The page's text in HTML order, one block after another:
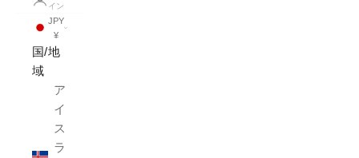
イン
JPY
¥
国/地
域
ア
イ
ス
ラ